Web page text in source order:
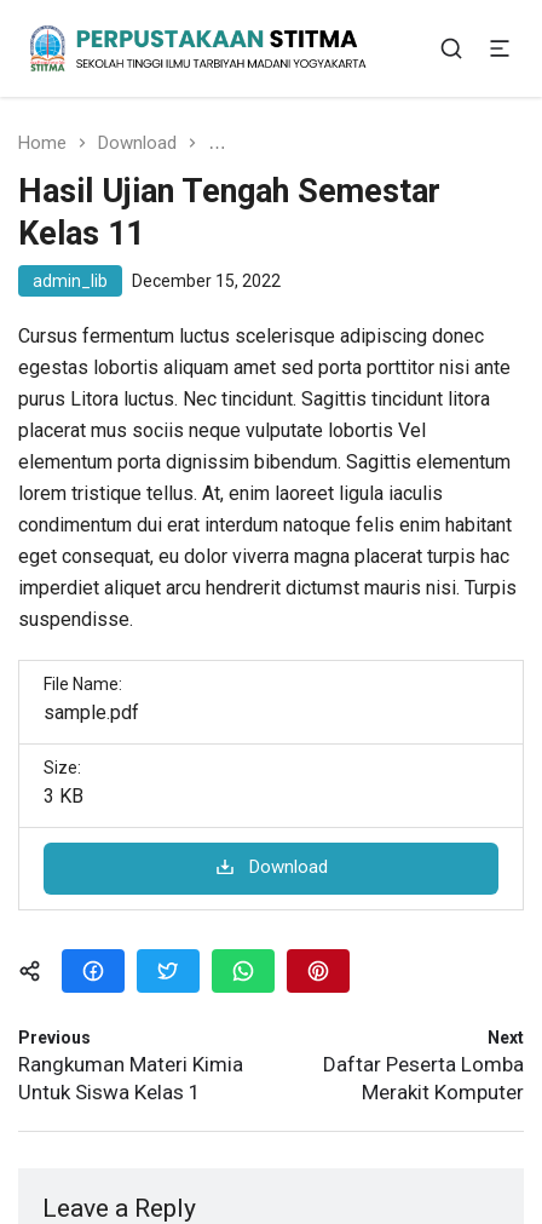
Perpustakaan STITMA
Home Download Hasil Ujian Tengah Semestar Kelas 11
Hasil Ujian Tengah Semestar
Kelas 11
admin_lib December 15, 2022
Cursus fermentum luctus scelerisque adipiscing donec
egestas lobortis aliquam amet sed porta porttitor nisi ante
purus Litora luctus. Nec tincidunt. Sagittis tincidunt litora
placerat mus sociis neque vulputate lobortis Vel
elementum porta dignissim bibendum. Sagittis elementum
lorem tristique tellus. At, enim laoreet ligula iaculis
condimentum dui erat interdum natoque felis enim habitant
eget consequat, eu dolor viverra magna placerat turpis hac
imperdiet aliquet arcu hendrerit dictumst mauris nisi. Turpis
suspendisse.
File Name:
sample.pdf
Size:
3 KB
Download
Previous
Rangkuman Materi Kimia
Untuk Siswa Kelas 1
Next
Daftar Peserta Lomba
Merakit Komputer
Leave a Reply